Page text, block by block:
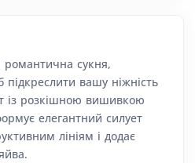
сукня,
вашу ніжність
із розкішною вишивкою
елегантний силует
лініям і додає